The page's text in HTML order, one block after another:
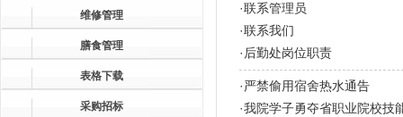
维修管理
膳食管理
表格下载
采购招标
·联系管理员
·联系我们
· 后勤处岗位职责
·严禁偷用宿舍热水通告
·我院学子勇夺省职业院校技